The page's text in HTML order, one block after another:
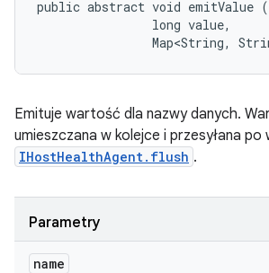
public abstract void emitValue
                long value,
Map<String,
Emituje wartość dla nazwy danych.
umieszczana w kolejce i przesyłana po
IHostHealthAgent.flush .
Parametry
name